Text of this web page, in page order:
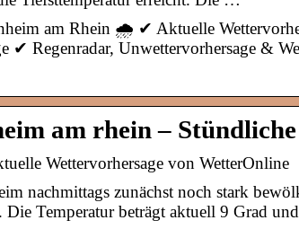
am Rhein 🌧️ ✔ Aktuelle
✔ Regenradar, Unwettervorhersage &
am rhein –
Wettervorhersage von WetterOnline
nachmittags zunächst noch stark
Temperatur beträgt aktuell 9 Grad